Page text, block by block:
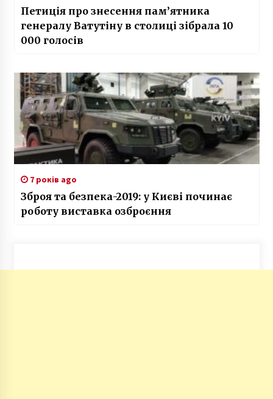
Петиція про знесення пам’ятника
генералу Ватутіну в столиці зібрала 10
000 голосів
7 років ago
Зброя та безпека-2019: у Києві починає
роботу виставка озброєння